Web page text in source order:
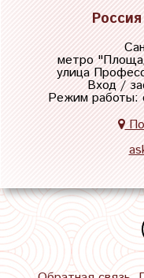
Россия
метро "
улица
Вход /
Режим работы: